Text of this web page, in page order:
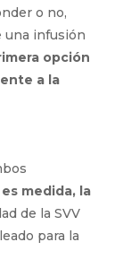
o no,
una infusión
opción
a la
es medida, la
de la SVV
para la